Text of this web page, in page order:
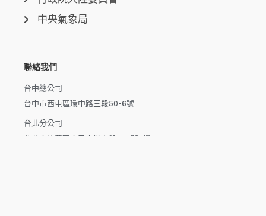
中央氣象局
聯絡我們
台中總公司
台中市西屯區環中路三段50-6號
台北分公司
台北市信義區市民大道六段250號7樓